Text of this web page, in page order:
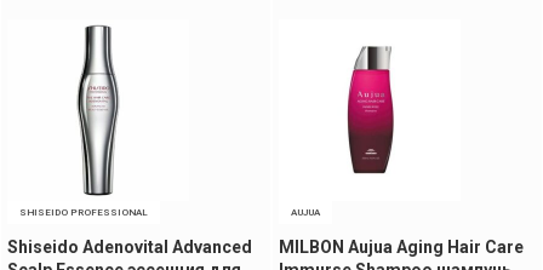
SHISEIDO PROFESSIONAL
Shiseido Adenovital Advanced
AUJUA
MILBON Aujua Aging Hair Care